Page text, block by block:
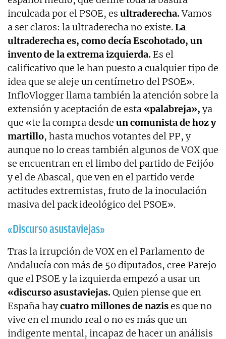
inculcada por el PSOE, es ultraderecha.Vamos
a ser claros: la ultraderecha no existe.La
ultraderecha es, como decía Escohotado, un
invento de la extrema izquierda. Es el
calificativo que le han puesto a cualquier tipo de
idea que se aleje un centímetro del PSOE».
InfloVlogger llama también la atención sobre la
extensión y aceptación de esta «palabreja», ya
que «te la compra desde un comunista de hoz y
martillo, hasta muchos votantes del PP, y
aunque no lo creas también algunos de VOX que
se encuentran en el limbo del partido de Feijóo
y el de Abascal, que ven en el partido verde
actitudes extremistas, fruto de la inoculación
masiva del pack ideológico del PSOE».
«Discurso asustaviejas»
Tras la irrupción de VOX en el Parlamento de
Andalucía con más de 50 diputados, cree Parejo
que el PSOE y la izquierda empezó a usar un
«discurso asustaviejas.Quien piense que en
España haycuatro millones de nazises que no
vive en el mundo real o no es más que un
indigente mental, incapaz de hacer un análisis